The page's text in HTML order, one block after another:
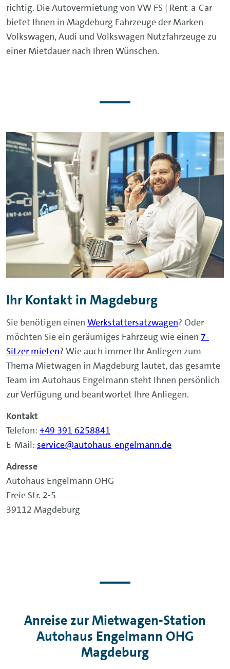
richtig. Die Autovermietung von VW FS | Rent-a-Car
bietet Ihnen in Magdeburg Fahrzeuge der Marken
Volkswagen, Audi und Volkswagen Nutzfahrzeuge zu
einer Mietdauer nach Ihren Wünschen.
Ihr Kontakt in Magdeburg
Sie benötigen einen Werkstattersatzwagen? Oder
möchten Sie ein geräumiges Fahrzeug wie einen 7-
Sitzer mieten? Wie auch immer Ihr Anliegen zum
Thema Mietwagen in Magdeburg lautet, das gesamte
Team im Autohaus Engelmann steht Ihnen persönlich
zur Verfügung und beantwortet Ihre Anliegen.
Kontakt
Telefon: +49 391 6258841
E-Mail: service@autohaus-engelmann.de
Adresse
Autohaus Engelmann OHG
Freie Str. 2-5
39112 Magdeburg
Anreise zur Mietwagen-Station
Autohaus Engelmann OHG
Magdeburg